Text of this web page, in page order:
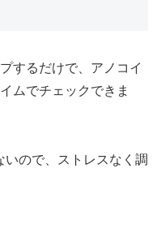
するだけで、アノコイ
ムでチェックできま
ので、ストレスなく調